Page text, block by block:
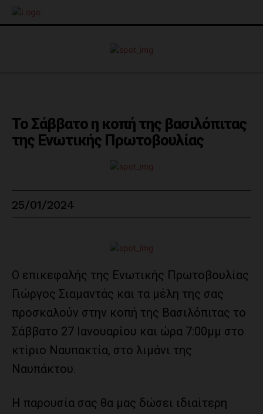
Το Σάββατο η κοπή της βασιλόπιτας
της Ενωτικής Πρωτοβουλίας
25/01/2024
Ο επικεφαλής της Ενωτικής Πρωτοβουλίας
Γιώργος Σιαμαντάς και τα μέλη της σας
προσκαλούν στην κοπή της Βασιλόπιτας το
Σάββατο 27 Ιανουαρίου και ώρα 7:00μμ στο
κτίριο Ναυπακτία, στο λιμάνι της
Ναυπάκτου.
Η παρουσία σας θα μας δώσει ιδιαίτερη